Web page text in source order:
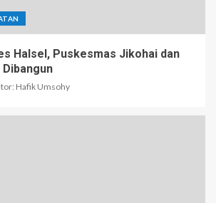
Halsel, Puskesmas Jikohai dan
Dibangun
Hafik Umsohy